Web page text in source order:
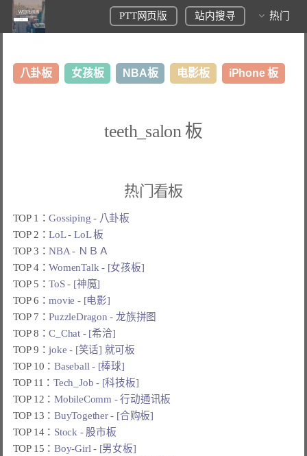
PTT网页版 站内搜寻 热门
八卦板 女孩板 NBA板 电影板 iPhone 板
teeth_salon 板
热门看板
TOP 1：Gossiping - 八卦板
TOP 2：LoL - LoL 板
TOP 3：NBA - ＮＢＡ
TOP 4：WomenTalk - [女孩板]
TOP 5：ToS - [神魔]
TOP 6：movie - [电影]
TOP 7：PuzzleDragon - 龙族拼图
TOP 8：C_Chat - [希洽]
TOP 9：joke - [笑话] 就可板
TOP 10：Baseball - [棒球]
TOP 11：Tech_Job - [科技板]
TOP 12：MobileComm - 行动通讯板
TOP 13：BuyTogether - [合购板]
TOP 14： Stock - 股市板
TOP 15：Boy-Girl - [男女板]